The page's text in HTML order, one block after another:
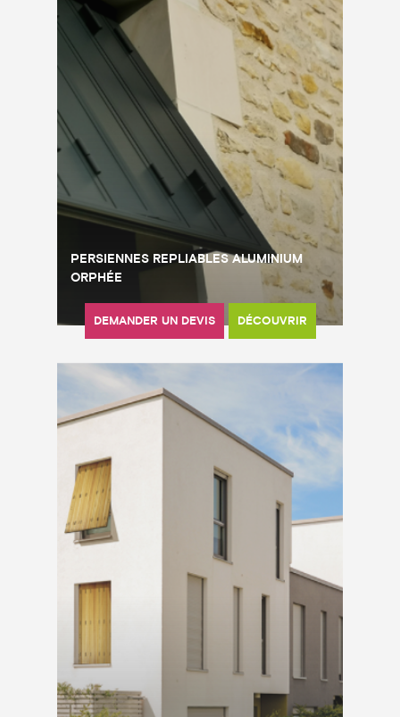
PERSIENNES REPLIABLES ALUMINIUM
ORPHÉE
DEMANDER UN DEVIS DÉCOUVRIR